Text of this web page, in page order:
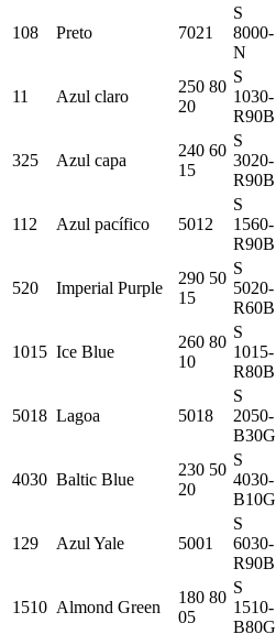
108 Preto 7021
S
8000-
N
11 Azul claro
250 80
20
S
1030-
R90B
325 Azul capa
240 60
15
S
3020-
R90B
112 Azul pacífico 5012
S
1560-
R90B
520 Imperial Purple
290 50
15
S
5020-
R60B
1015 Ice Blue
260 80
10
S
1015-
R80B
5018 Lagoa 5018
S
2050-
B30G
4030 Baltic Blue
230 50
20
S
4030-
B10G
129 Azul Yale 5001
S
6030-
R90B
1510 Almond Green
180 80
05
S
1510-
B80G